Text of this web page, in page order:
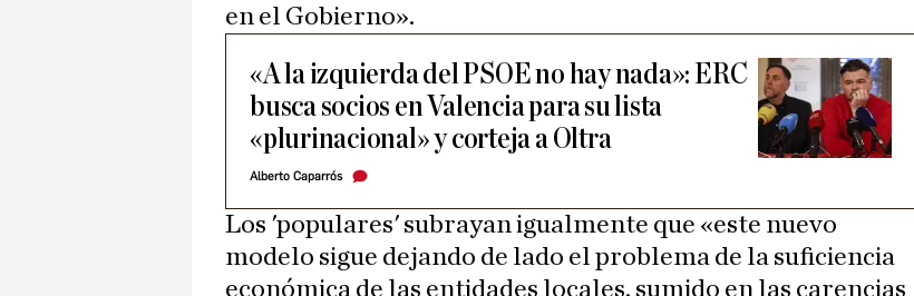
en el Gobierno».
«A la izquierda del PSOE no hay nada»: ERC
busca socios en Valencia para su lista
«plurinacional» y corteja a Oltra
Alberto Caparrós
Los 'populares' subrayan igualmente que «este nuevo
modelo sigue dejando de lado el problema de la suficiencia
económica de las entidades locales, sumido en las carencias